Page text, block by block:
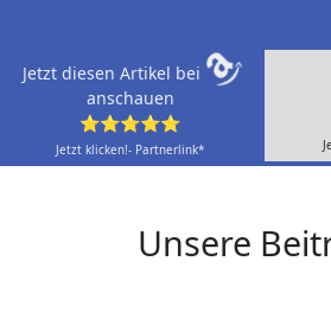
Jetzt diesen Artikel bei
anschauen
⭐⭐⭐⭐⭐
Jetzt klicken!- Partnerlink*
Unsere